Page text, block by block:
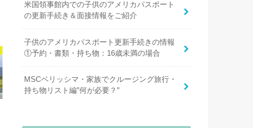
米国領事館内での子供のアメリカパスポート
の更新手続き＆面接情報をご紹介
子供のアメリカパスポート更新手続きの情報
①予約・書類・持ち物：16歳未満の場合
MSCベリッシマ・家族でクルージング旅行・
持ち物リスト編”何が必要？”